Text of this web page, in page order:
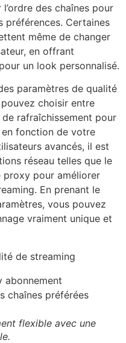
des chaînes pour
préférences. Certaines
même de changer
en offrant
un look personnalisé.
paramètres de qualité
choisir entre
rafraîchissement pour
en fonction de votre
avancés, il est
réseau telles que le
proxy pour améliorer
En prenant le
vous pouvez
vraiment unique et
de streaming
flexible avec une